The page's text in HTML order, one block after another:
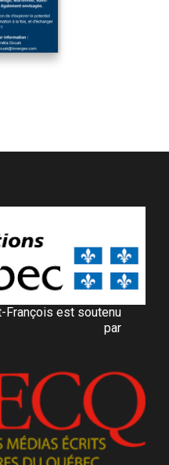
François est soutenu
par